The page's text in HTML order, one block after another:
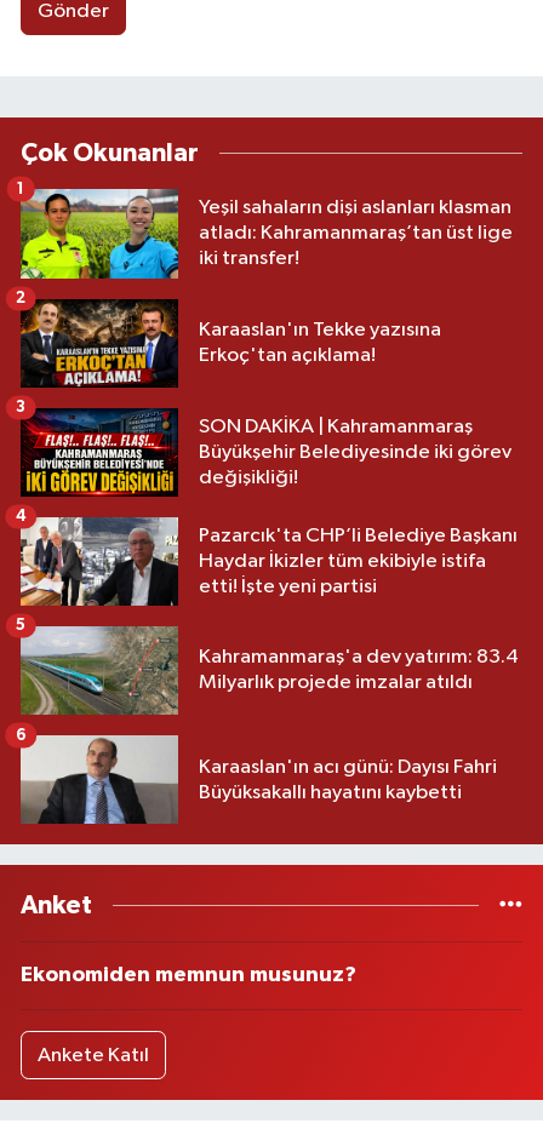
Gönder
Çok Okunanlar
Yeşil sahaların dişi aslanları klasman
atladı: Kahramanmaraş’tan üst lige
iki transfer!
1
Karaaslan'ın Tekke yazısına
Erkoç'tan açıklama!
2
SON DAKİKA | Kahramanmaraş
Büyükşehir Belediyesinde iki görev
değişikliği!
3
Pazarcık'ta CHP’li Belediye Başkanı
Haydar İkizler tüm ekibiyle istifa
etti! İşte yeni partisi
4
Kahramanmaraş'a dev yatırım: 83.4
Milyarlık projede imzalar atıldı
5
Karaaslan'ın acı günü: Dayısı Fahri
Büyüksakallı hayatını kaybetti
6
Anket
Ekonomiden memnun musunuz?
Ankete Katıl